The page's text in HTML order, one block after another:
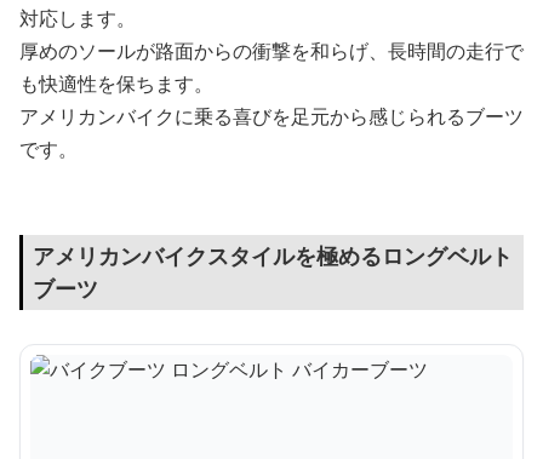
対応します。
厚めのソールが路面からの衝撃を和らげ、長時間の走行で
も快適性を保ちます。
アメリカンバイクに乗る喜びを足元から感じられるブーツ
です。
アメリカンバイクスタイルを極めるロングベルト
ブーツ